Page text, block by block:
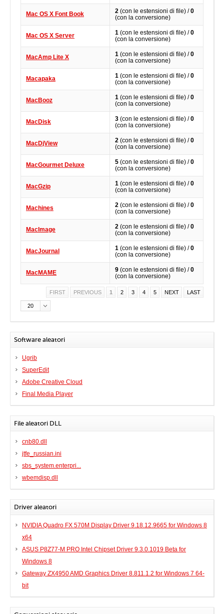
Mac OS X Font Book 2 (con le estensioni di file) /0
(con la conversione)
Mac OS X Server 1 (con le estensioni di file) /0
(con la conversione)
MacAmp Lite X 1 (con le estensioni di file) /0
(con la conversione)
Macapaka 1 (con le estensioni di file) /0
(con la conversione)
MacBooz 1 (con le estensioni di file) /0
(con la conversione)
MacDisk 3 (con le estensioni di file) /0
(con la conversione)
MacDjView 2 (con le estensioni di file) /0
(con la conversione)
MacGourmet Deluxe 5 (con le estensioni di file) /0
(con la conversione)
MacGzip 1 (con le estensioni di file) /0
(con la conversione)
Machines 2 (con le estensioni di file) /0
(con la conversione)
MacImage 2 (con le estensioni di file) /0
(con la conversione)
MacJournal 1 (con le estensioni di file) /0
(con la conversione)
MacMAME 9 (con le estensioni di file) /0
(con la conversione)
FIRST PREVIOUS 1 2 3 4 5 NEXT LAST
20
Software aleatori
Ugrib
SuperEdit
Adobe Creative Cloud
Final Media Player
File aleatori DLL
cnb80.dll
jtfe_russian.ini
sbs_system.enterpri...
wbemdisp.dll
Driver aleatori
NVIDIA Quadro FX 570M Display Driver 9.18.12.9665 for Windows 8
x64
ASUS P8Z77-M PRO Intel Chipset Driver 9.3.0.1019 Beta for
Windows 8
Gateway ZX4950 AMD Graphics Driver 8.811.1.2 for Windows 7 64-
bit